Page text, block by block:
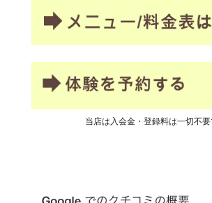
当店は入会金・登録料は一切不